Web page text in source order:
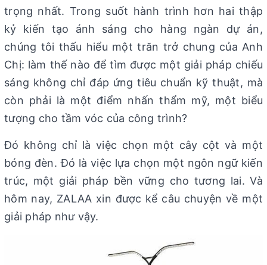
trọng nhất. Trong suốt hành trình hơn hai thập
kỷ kiến tạo ánh sáng cho hàng ngàn dự án,
chúng tôi thấu hiểu một trăn trở chung của Anh
Chị: làm thế nào để tìm được một giải pháp chiếu
sáng không chỉ đáp ứng tiêu chuẩn kỹ thuật, mà
còn phải là một điểm nhấn thẩm mỹ, một biểu
tượng cho tầm vóc của công trình?
Đó không chỉ là việc chọn một cây cột và một
bóng đèn. Đó là việc lựa chọn một ngôn ngữ kiến
trúc, một giải pháp bền vững cho tương lai. Và
hôm nay, ZALAA xin được kể câu chuyện về một
giải pháp như vậy.